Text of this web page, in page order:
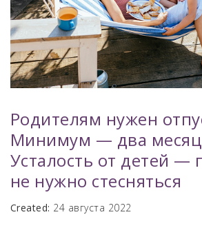
Родителям нужен
Минимум — два
Усталость от детей —
не нужно стесняться
Created: 24 августа 2022